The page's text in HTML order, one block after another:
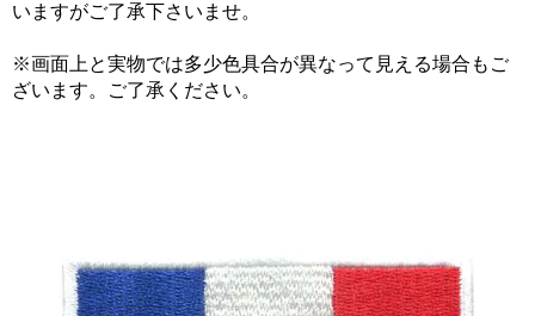
いますがご了承下さいませ。
※画面上と実物では多少色具合が異なって見える場合もご
ざいます。ご了承ください。